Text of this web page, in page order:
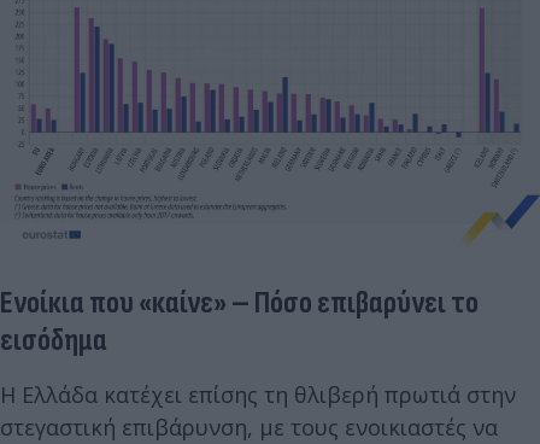
Ενοίκια που «καίνε» – Πόσο επιβαρύνει το
εισόδημα
Η Ελλάδα κατέχει επίσης τη θλιβερή πρωτιά στην
στεγαστική επιβάρυνση, με τους ενοικιαστές να